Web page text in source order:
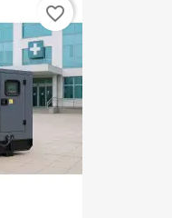
favorite_border